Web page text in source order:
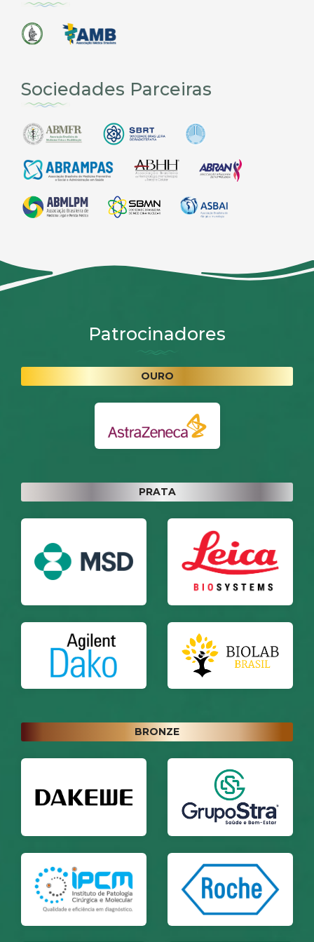
Sociedades Parceiras
Patrocinadores
OURO
PRATA
BRONZE